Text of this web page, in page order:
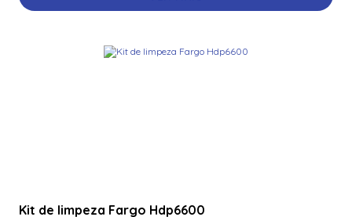
Kit de limpeza Fargo Hdp6600